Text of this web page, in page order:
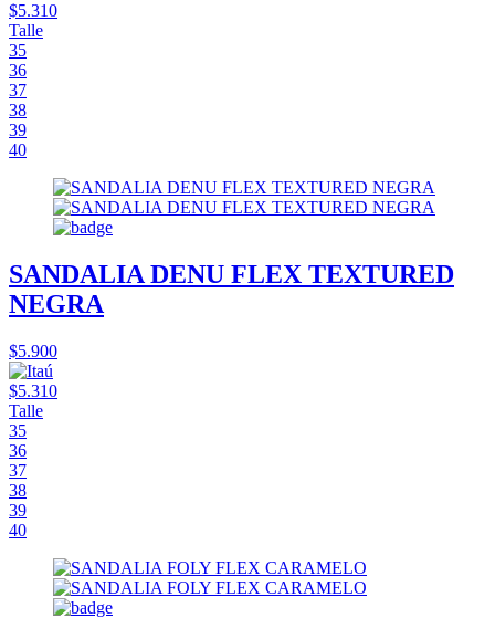
$5.310
Talle
35
36
37
38
39
40
SANDALIA DENU FLEX TEXTURED
NEGRA
$5.900
$5.310
Talle
35
36
37
38
39
40